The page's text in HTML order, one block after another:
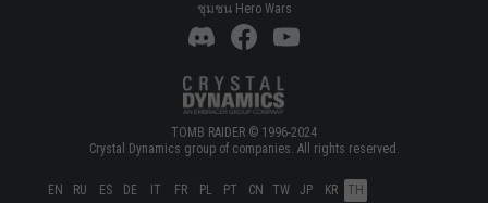
ชุมชน Hero Wars
TOMB RAIDER © 1996-2024
Crystal Dynamics group of companies. All rights reserved.
EN RU ES DE IT FR PL PT CN TW JP KR TH